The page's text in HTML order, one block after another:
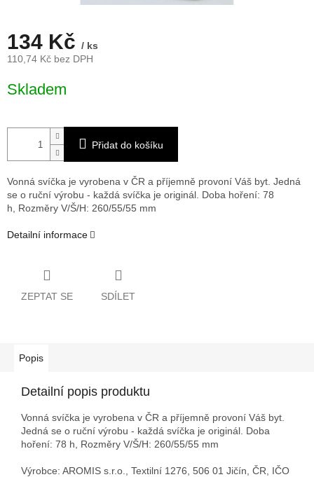
134 Kč / ks
110,74 Kč bez DPH
cena:
Skladem
Přidat do košíku
Vonná svíčka je vyrobena v ČR a příjemně provoní Váš byt. Jedná
se o ruční výrobu - každá svíčka je originál. Doba hoření: 78
h, Rozměry V/Š/H: 260/55/55 mm
Detailní informace
ZEPTAT SE SDÍLET
Popis
Detailní popis produktu
Vonná svíčka je vyrobena v ČR a příjemně provoní Váš byt.
Jedná se o ruční výrobu - každá svíčka je originál. Doba
hoření: 78 h, Rozměry V/Š/H: 260/55/55 mm
Výrobce: AROMIS s.r.o., Textilní 1276, 506 01 Jičín, ČR, IČO